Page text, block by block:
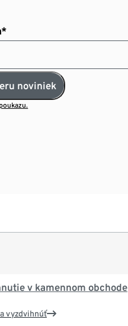
noviniek
v kamennom obchode
vyzdvihnúť